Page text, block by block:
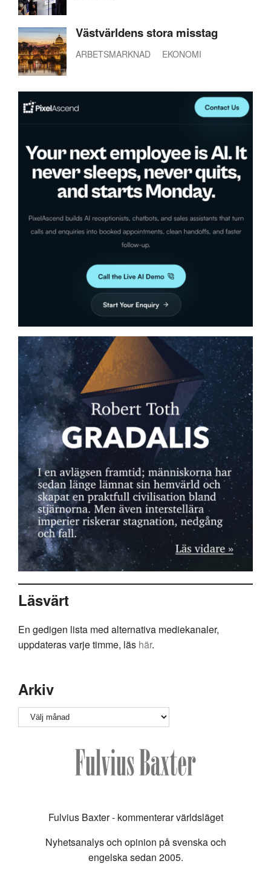
Västvärldens stora misstag
ARBETSMARKNAD EKONOMI
Läsvärt
En gedigen lista med alternativa mediekanaler,
uppdateras varje timme, läs här.
Arkiv
Arkiv
Fulvius Baxter - kommenterar världsläget
Nyhetsanalys och opinion på svenska och
engelska sedan 2005.